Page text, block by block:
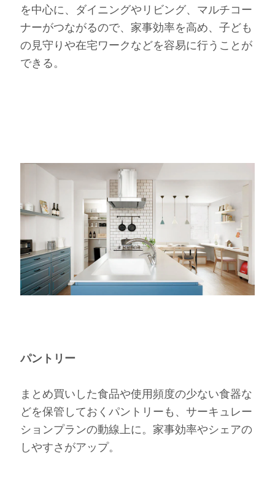
を中心に、ダイニングやリビング、マルチコー
ナーがつながるので、家事効率を高め、子ども
の見守りや在宅ワークなどを容易に行うことが
できる。
パントリー
まとめ買いした食品や使用頻度の少ない食器な
どを保管しておくパントリーも、サーキュレー
ションプランの動線上に。家事効率やシェアの
しやすさがアップ。